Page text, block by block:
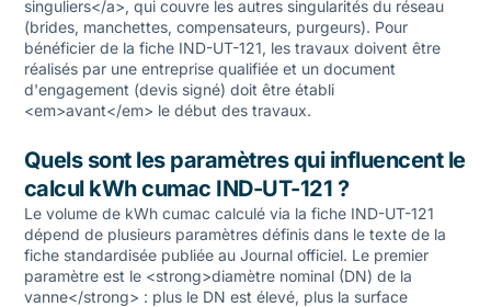
singuliers</a>, qui couvre les autres singularités du réseau
(brides, manchettes, compensateurs, purgeurs). Pour
bénéficier de la fiche IND-UT-121, les travaux doivent être
réalisés par une entreprise qualifiée et un document
d'engagement (devis signé) doit être établi
<em>avant</em> le début des travaux.
Quels sont les paramètres qui influencent le
calcul kWh cumac IND-UT-121 ?
Le volume de kWh cumac calculé via la fiche IND-UT-121
dépend de plusieurs paramètres définis dans le texte de la
fiche standardisée publiée au Journal officiel. Le premier
paramètre est le <strong>diamètre nominal (DN) de la
vanne</strong> : plus le DN est élevé, plus la surface